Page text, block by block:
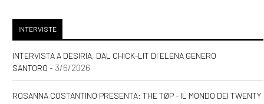
INTERVISTE
INTERVISTA A DESIRIA, DAL CHICK-LIT DI ELENA GENERO
SANTORO - 3/6/2026
ROSANNA COSTANTINO PRESENTA: THE TØP - IL MONDO DEI TWENTY